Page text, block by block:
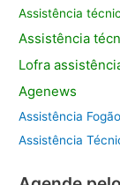
Assistência
Assistência
Lofra
Agenews
Assistência
Assistência